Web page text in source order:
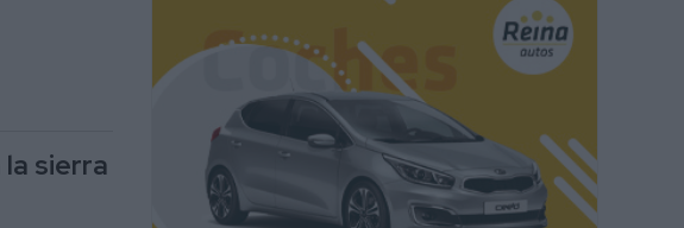
sierra